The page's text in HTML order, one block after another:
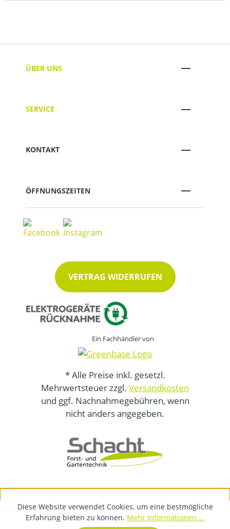
ÜBER UNS
SERVICE
KONTAKT
ÖFFNUNGSZEITEN
VERTRAG WIDERRUFEN
Ein Fachhändler von
* Alle Preise inkl. gesetzl.
Mehrwertsteuer zzgl. Versandkosten
und ggf. Nachnahmegebühren, wenn
nicht anders angegeben.
Diese Website verwendet Cookies, um eine bestmögliche
Erfahrung bieten zu können. Mehr Informationen ...